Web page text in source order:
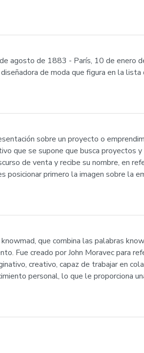
agosto de 1883 - París, 10 de enero
de moda que figura en la
sobre un proyecto o
que se supone que busca proyectos
de venta y recibe su nombre, en
posicionar primero la imagen sobre la
que combina las palabras
Fue creado por John Moravec para
creativo, capaz de trabajar en
personal, lo que le proporciona